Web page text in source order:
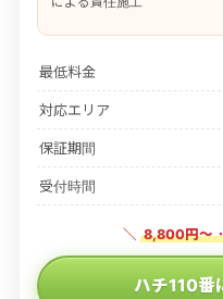
最低料金
対応エリア
保証期間
受付時間
＼ 8,800円〜
ハチ110番